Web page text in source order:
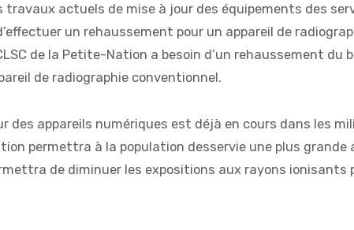
actuels de mise à jour des équipements des
un rehaussement pour un appareil de
de la Petite-Nation a besoin d’un rehaussement du
de radiographie conventionnel.
des appareils numériques est déjà en cours dans les
permettra à la population desservie une plus
de diminuer les expositions aux rayons